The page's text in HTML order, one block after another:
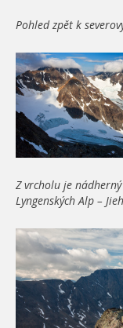
Pohled zpět k
Z vrcholu je
Lyngenských Alp –